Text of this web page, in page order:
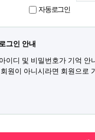
자동로그인
그인 안내
이디 및 비밀번호가 기억 안
원이 아니시라면 회원으로